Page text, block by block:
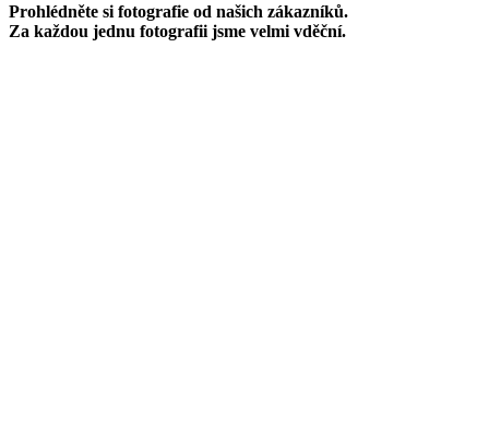
Prohlédněte si fotografie od našich zákazníků.
Za každou jednu fotografii jsme velmi vděční.